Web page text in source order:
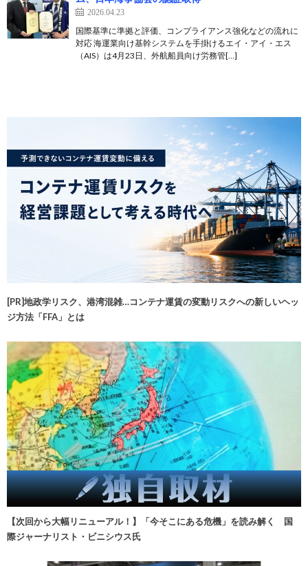
2026.04.23
国際基準に準拠と評価、コンプライアンス強化などの流れに
対応 海運業向け基幹システムを手掛けるエイ・アイ・エス
（AIS）は4月23日、外航船員向け労務管[…]
[PR]地政学リスク、港湾混雑…コンテナ運賃の変動リスクへの新しいヘッ
ジ方法「FFA」とは
【次回から大幅リニューアル！】「今そこにある危機」を読み解く 国
際ジャーナリスト・ビニシウス氏